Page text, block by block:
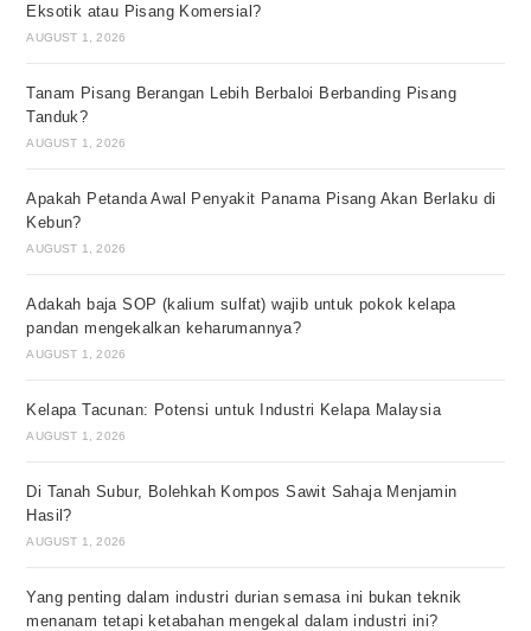
Eksotik atau Pisang Komersial?
AUGUST 1, 2026
Tanam Pisang Berangan Lebih Berbaloi Berbanding Pisang
Tanduk?
AUGUST 1, 2026
Apakah Petanda Awal Penyakit Panama Pisang Akan Berlaku di
Kebun?
AUGUST 1, 2026
Adakah baja SOP (kalium sulfat) wajib untuk pokok kelapa
pandan mengekalkan keharumannya?
AUGUST 1, 2026
Kelapa Tacunan: Potensi untuk Industri Kelapa Malaysia
AUGUST 1, 2026
Di Tanah Subur, Bolehkah Kompos Sawit Sahaja Menjamin
Hasil?
AUGUST 1, 2026
Yang penting dalam industri durian semasa ini bukan teknik
menanam tetapi ketabahan mengekal dalam industri ini?